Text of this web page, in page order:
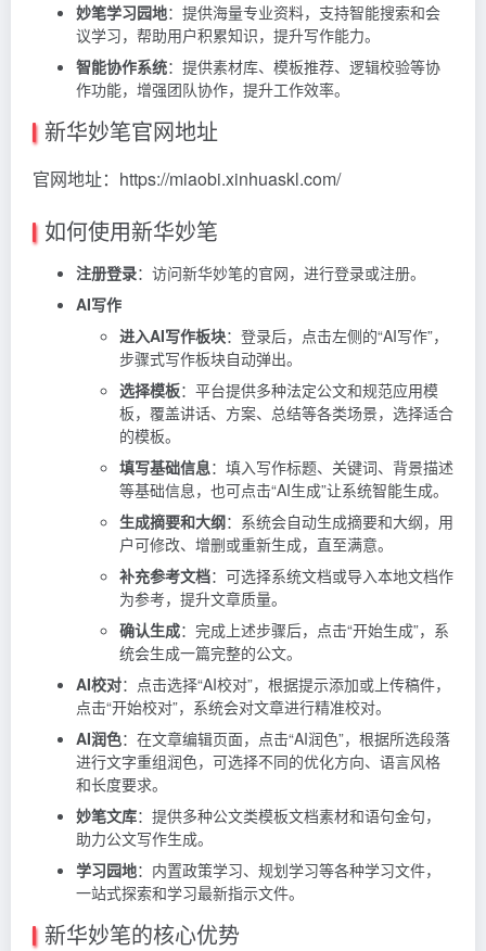
妙笔学习园地：提供海量专业资料，支持智能搜索和会
议学习，帮助用户积累知识，提升写作能力。
智能协作系统：提供素材库、模板推荐、逻辑校验等协
作功能，增强团队协作，提升工作效率。
新华妙笔官网地址
官网地址：https://miaobi.xinhuaskl.com/
如何使用新华妙笔
注册登录：访问新华妙笔的官网，进行登录或注册。
AI写作
进入AI写作板块：登录后，点击左侧的“AI写作”，
步骤式写作板块自动弹出。
选择模板：平台提供多种法定公文和规范应用模
板，覆盖讲话、方案、总结等各类场景，选择适合
的模板。
填写基础信息：填入写作标题、关键词、背景描述
等基础信息，也可点击“AI生成”让系统智能生成。
生成摘要和大纲：系统会自动生成摘要和大纲，用
户可修改、增删或重新生成，直至满意。
补充参考文档：可选择系统文档或导入本地文档作
为参考，提升文章质量。
确认生成：完成上述步骤后，点击“开始生成”，系
统会生成一篇完整的公文。
AI校对：点击选择“AI校对”，根据提示添加或上传稿件，
点击“开始校对”，系统会对文章进行精准校对。
AI润色：在文章编辑页面，点击“AI润色”，根据所选段落
进行文字重组润色，可选择不同的优化方向、语言风格
和长度要求。
妙笔文库：提供多种公文类模板文档素材和语句金句，
助力公文写作生成。
学习园地：内置政策学习、规划学习等各种学习文件，
一站式探索和学习最新指示文件。
新华妙笔的核心优势